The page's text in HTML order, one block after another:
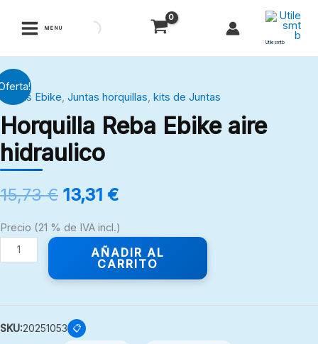
MENU
Utilesmtb
Juntas Ebike, Juntas horquillas, kits de Juntas
Horquilla Reba Ebike aire
hidraulico
15,73€
precio
original
era:
15,73 €.
13,31 €
precio
actual
es:
Precio (21 % de IVA incl.)
Horquilla
Reba
Ebike
aire
hidraulico
cantidad
AÑADIR AL
CARRITO
SKU:20251053 📋